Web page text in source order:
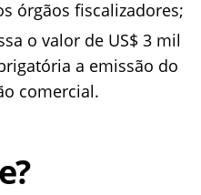
órgãos fiscalizadores;
o valor de US$ 3 mil
a emissão do
comercial.